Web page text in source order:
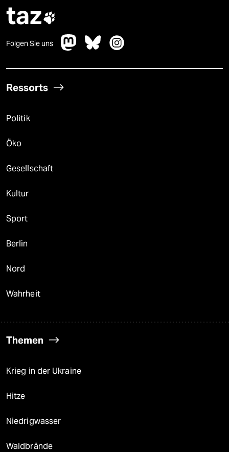
taz
Folgen Sie uns
Ressorts
Politik
Öko
Gesellschaft
Kultur
Sport
Berlin
Nord
Wahrheit
Themen
Krieg in der Ukraine
Hitze
Niedrigwasser
Waldbrände